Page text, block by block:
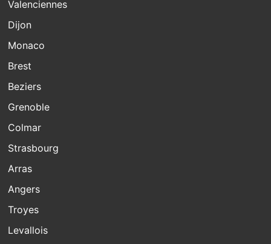
Valenciennes
Dijon
Monaco
Brest
Beziers
Grenoble
Colmar
Strasbourg
Arras
Angers
Troyes
Levallois